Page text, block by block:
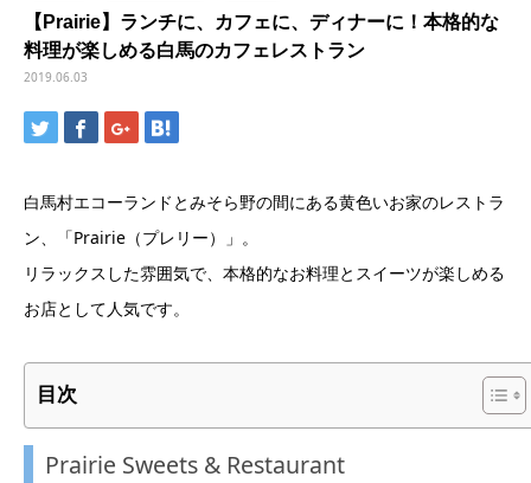
【Prairie】ランチに、カフェに、ディナーに！本格的な
料理が楽しめる白馬のカフェレストラン
2019.06.03
白馬村エコーランドとみそら野の間にある黄色いお家のレストラ
ン、「Prairie（プレリー）」。
リラックスした雰囲気で、本格的なお料理とスイーツが楽しめる
お店として人気です。
目次
Prairie Sweets & Restaurant